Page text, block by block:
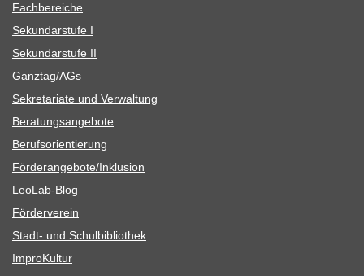
Fach­be­rei­che
Sekun­dar­stufe I
Sekun­dar­stufe II
Ganztag/​​AGs
Sekre­ta­riate und Verwaltung
Bera­tungs­an­ge­bote
Berufs­ori­en­tie­rung
Förderangebote/​​Inklusion
Leo­Lab-Blog
För­der­ver­ein
Stadt- und Schulbibliothek
Impro­Kul­tur